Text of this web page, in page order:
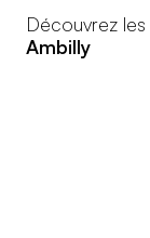
Découvrez les
Ambilly